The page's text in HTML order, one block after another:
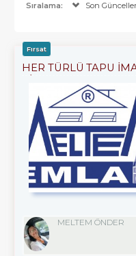
Sıralama:
Son
Fırsat
HER TÜRLÜ TAPU
KENTSEL
MELTEM ÖNDER